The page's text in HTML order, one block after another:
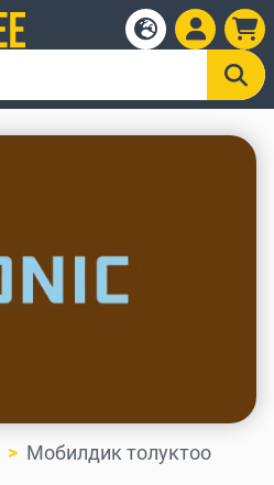
Мобилдик толуктоо